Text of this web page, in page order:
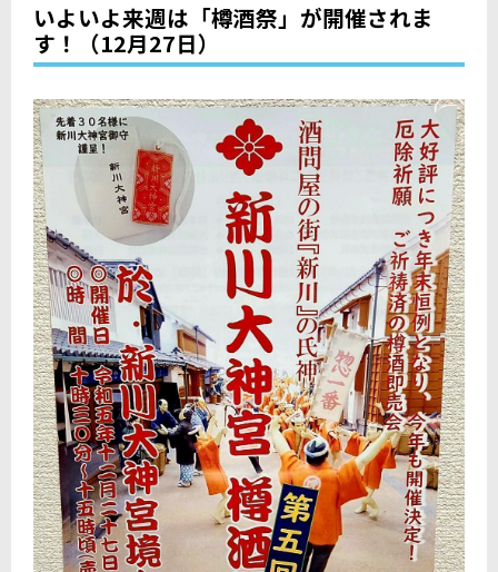
いよいよ来週は「樽酒祭」が開催されま
す！（12月27日）